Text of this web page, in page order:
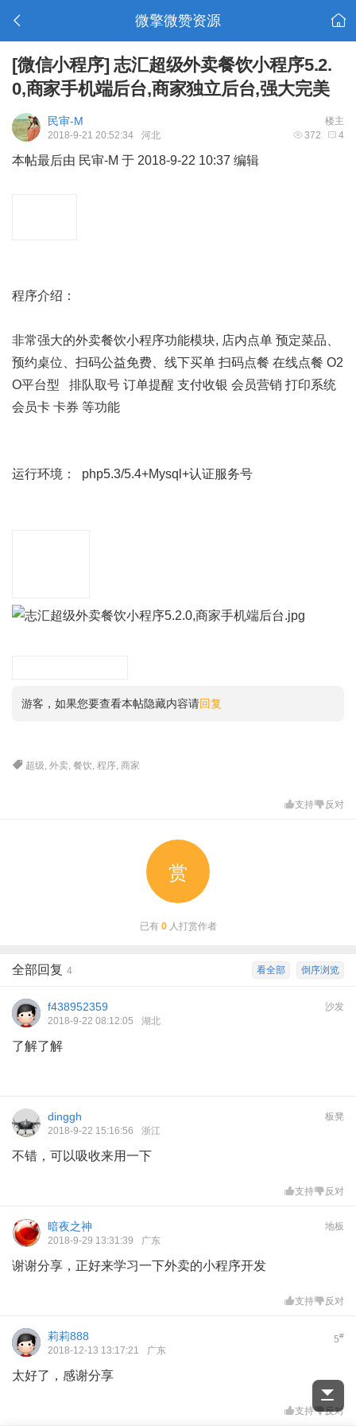
微擎微赞资源
[微信小程序] 志汇超级外卖餐饮小程序5.2.
0,商家手机端后台,商家独立后台,强大完美
楼主
民审-M
372 4
2018-9-21 20:52:34 河北
本帖最后由 民审-M 于 2018-9-22 10:37 编辑
程序介绍：
非常强大的外卖餐饮小程序功能模块, 店内点单 预定菜品、
预约桌位、扫码公益免费、线下买单 扫码点餐 在线点餐 O2
O平台型 排队取号 订单提醒 支付收银 会员营销 打印系统
会员卡 卡券 等功能
运行环境： php5.3/5.4+Mysql+认证服务号
游客，如果您要查看本帖隐藏内容请回复
超级,外卖,餐饮,程序,商家
支持 反对
赏
已有 0人打赏作者
倒序浏览
看全部
全部回复 4
沙发
f438952359
2018-9-22 08:12:05 湖北
了解了解
板凳
dinggh
2018-9-22 15:16:56 浙江
不错，可以吸收来用一下
支持 反对
地板
暗夜之神
2018-9-29 13:31:39 广东
谢谢分享，正好来学习一下外卖的小程序开发
支持 反对
5#
莉莉888
2018-12-13 13:17:21 广东
太好了，感谢分享
支持 反对